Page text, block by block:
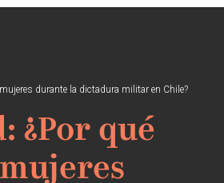
durante la dictadura militar en Chile?
¿Por qué